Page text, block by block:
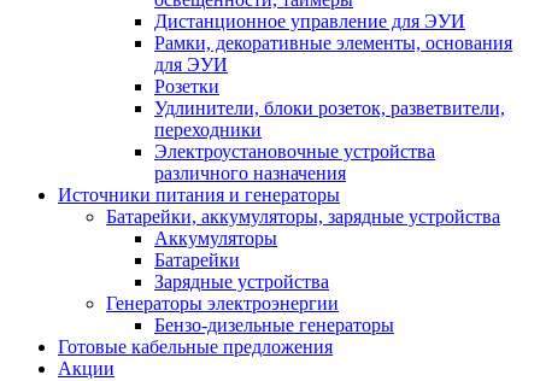
Дистанционное управление для ЭУИ
Рамки, декоративные элементы, основания
для ЭУИ
Розетки
Удлинители, блоки розеток, разветвители,
переходники
Электроустановочные устройства
различного назначения
Источники питания и генераторы
Батарейки, аккумуляторы, зарядные устройства
Аккумуляторы
Батарейки
Зарядные устройства
Генераторы электроэнергии
Бензо-дизельные генераторы
Готовые кабельные предложения
Акции